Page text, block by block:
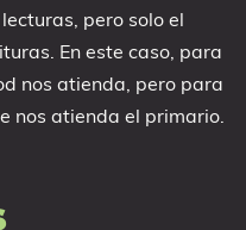
pero solo el
En este caso, para
nos atienda, pero para
nos atienda el primario.